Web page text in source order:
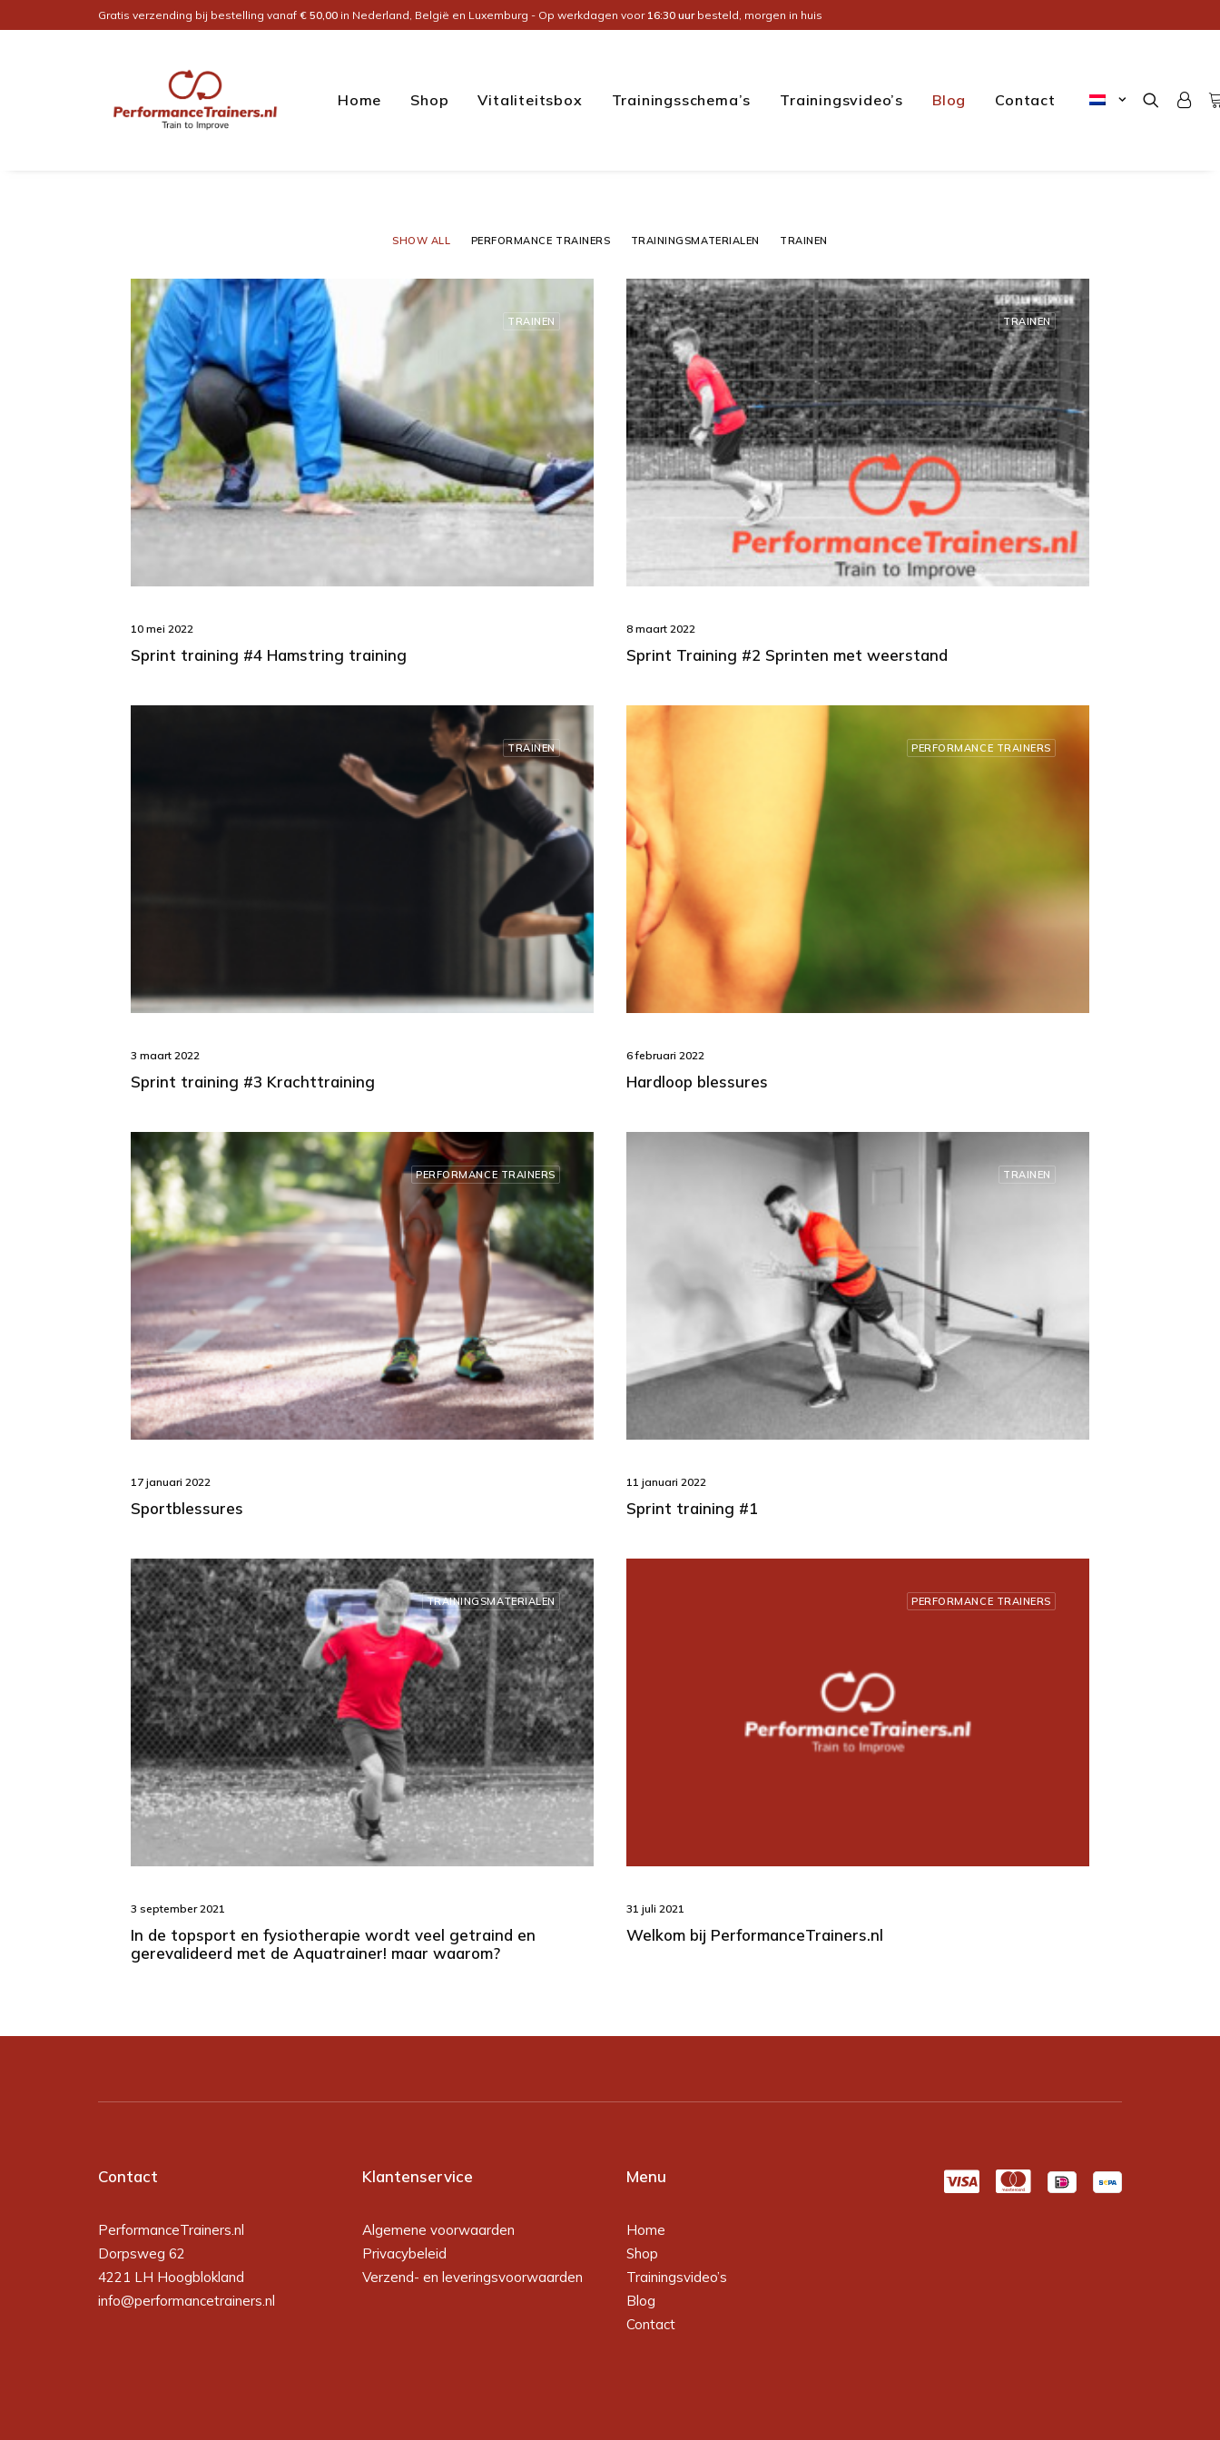
Gratis verzending bij bestelling vanaf € 50,00 in Nederland, België en Luxemburg - Op werkdagen voor 16:30 uurbesteld, morgen in huis
Home Shop Vitaliteitsbox Trainingsschema’s Trainingsvideo’s Blog Contact
SHOW ALL PERFORMANCE TRAINERS TRAININGSMATERIALEN TRAINEN
TRAINEN
10 mei 2022
Sprint training #4 Hamstring training
TRAINEN
8 maart 2022
Sprint Training #2 Sprinten met weerstand
TRAINEN
3 maart 2022
Sprint training #3 Krachttraining
PERFORMANCE TRAINERS
6 februari 2022
Hardloop blessures
PERFORMANCE TRAINERS
17 januari 2022
Sportblessures
TRAINEN
11 januari 2022
Sprint training #1
TRAININGSMATERIALEN
3 september 2021
In de topsport en fysiotherapie wordt veel getraind en
gerevalideerd met de Aquatrainer! maar waarom?
PERFORMANCE TRAINERS
31 juli 2021
Welkom bij PerformanceTrainers.nl
Contact
PerformanceTrainers.nl
Dorpsweg 62
4221 LH Hoogblokland
info@performancetrainers.nl
Klantenservice
Algemene voorwaarden
Privacybeleid
Verzend- en leveringsvoorwaarden
Menu
Home
Shop
Trainingsvideo’s
Blog
Contact